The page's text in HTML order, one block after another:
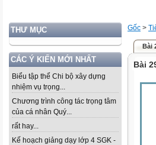
THƯ MỤC
CÁC Ý KIẾN MỚI NHẤT
Biểu tập thể Chi bộ xây dựng
nhiệm vụ trọng...
Chương trình công tác trọng tâm
của cá nhân Quý...
rất hay...
Kế hoạch giảng dạy lớp 4 SGK -
Gốc >
Bài
Bài